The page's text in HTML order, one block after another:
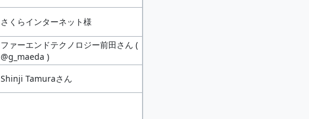
さくらインターネット様
ファーエンドテクノロジー前田さん (
@g_maeda )
Shinji Tamuraさん